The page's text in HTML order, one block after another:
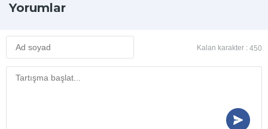
Yorumlar
Kalan karakter : 450